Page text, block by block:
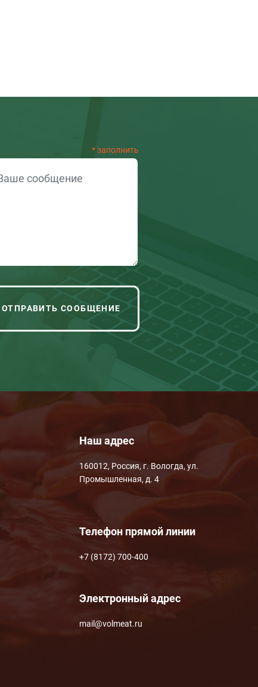
Наш адрес
160012, Россия, г. Вологда, ул.
Промышленная, д. 4
Телефон прямой линии
+7 (8172) 700-400
Электронный адрес
mail@volmeat.ru